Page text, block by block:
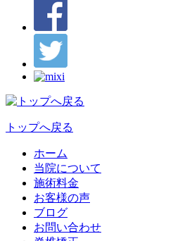
トップへ戻る
ホーム
当院について
施術料金
お客様の声
ブログ
お問い合わせ